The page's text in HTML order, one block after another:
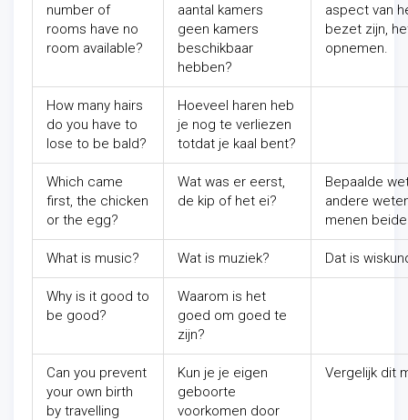
number of
rooms have no
room available?
aantal kamers
geen kamers
beschikbaar
hebben?
aspect van
bezet zijn,
opnemen.
How many hairs
do you have to
lose to be bald?
Hoeveel haren heb
je nog te verliezen
totdat je kaal bent?
Which came
first, the chicken
or the egg?
Wat was er eerst,
de kip of het ei?
Bepaalde
andere
menen
What is music? Wat is muziek? Dat is
Why is it good to
be good?
Waarom is het
goed om goed te
zijn?
Can you prevent
your own birth
by travelling
Kun je je eigen
geboorte
voorkomen door
Vergelijk dit